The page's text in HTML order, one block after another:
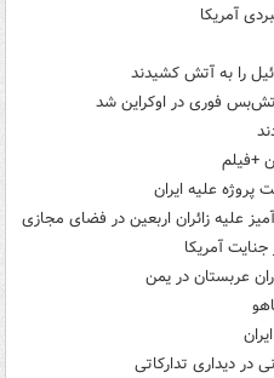
آمریکا
را به آتش کشیدند
فوری در اوکراین شد
+فیلم
علیه ایران
علیه زائران اربعین در فضای مجازی
آمریکا
عربستان در یمن
در دیداری تدارکاتی